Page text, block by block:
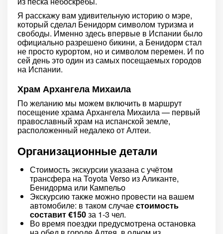
Я расскажу вам удивительную историю о мэре,
который сделал Бенидорм символом туризма и
свободы. Именно здесь впервые в Испании было
официально разрешено бикини, а Бенидорм стал
не просто курортом, но и символом перемен. И по
сей день это один из самых посещаемых городов
на Испании.
Храм Архангела Михаила
По желанию мы можем включить в маршрут
посещение храма Архангела Михаила — первый
православный храм на испанской земле,
расположенный недалеко от Алтеи.
Организационные детали
Стоимость экскурсии указана с учётом
трансфера на Toyota Verso из Аликанте,
Бенидорма или Кампельо
Экскурсию также можно провести на вашем
автомобиле: в таком случаестоимость
составит €150за 1-3 чел.
Во время поездки предусмотрена остановка